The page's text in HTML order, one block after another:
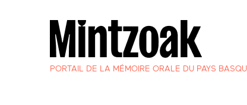
PORTAIL DE LA MÉMOIRE ORALE DU PAYS